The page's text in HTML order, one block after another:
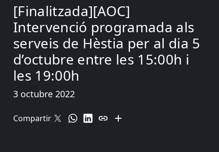
[Finalitzada][AOC]
Intervenció programada als
serveis de Hèstia per al dia 5
d’octubre entre les 15:00h i
les 19:00h
3 octubre 2022
Compartir